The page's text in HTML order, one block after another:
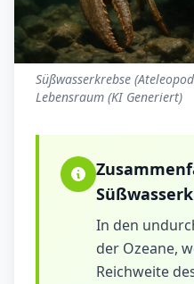
Süßwasserkrebse
Lebensraum (KI Generiert)
In den
der Ozeane,
Reichweite